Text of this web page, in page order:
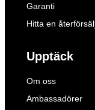
Garanti
Hitta en
Upptäck
Om oss
Ambassadörer